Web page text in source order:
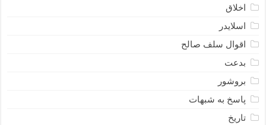
اخلاق
اسلایدر
اقوال سلف صالح
بدعت
بروشور
پاسخ به شبهات
تاریخ